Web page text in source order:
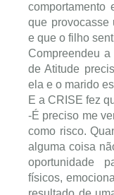
comportamento
que provocasse
e que o filho
Compreendeu
de Atitude
ela e o marido
E a CRISE fez
-É preciso me
como risco.
alguma coisa
oportunidade
físicos,